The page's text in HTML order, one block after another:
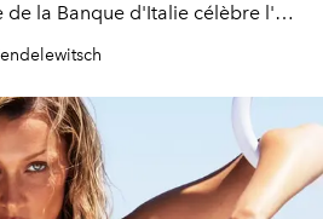
la Banque d'Italie célèbre l'art
son élégance intemporelle.